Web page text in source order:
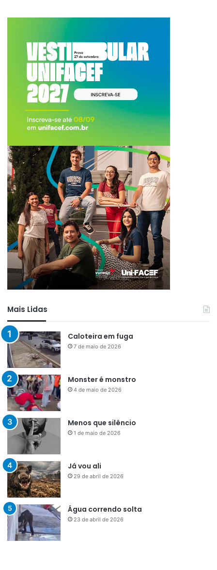
Mais Lidas
Caloteira em fuga
7 de maio de 2026
Monster é monstro
4 de maio de 2026
Menos que silêncio
1 de maio de 2026
Já vou ali
29 de abril de 2026
Água correndo solta
23 de abril de 2026